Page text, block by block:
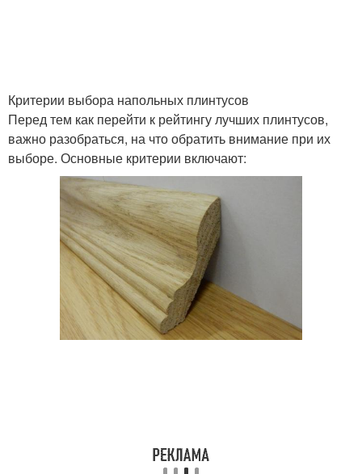
Критерии выбора напольных плинтусов
Перед тем как перейти к рейтингу лучших плинтусов,
важно разобраться, на что обратить внимание при их
выборе. Основные критерии включают: